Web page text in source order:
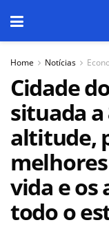
Home Notícias
Cidade
situada
altitude,
vida e os
todo o